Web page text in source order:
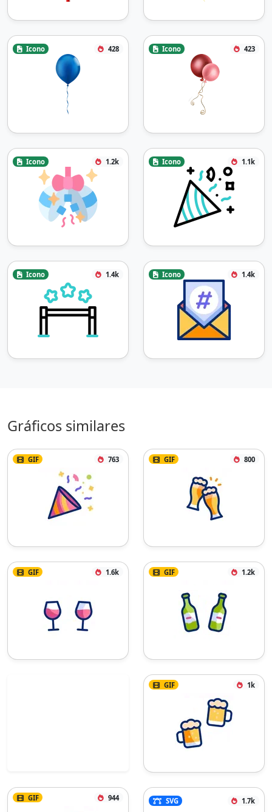
Icono 428 Icono 423
Icono 1.2k Icono 1.1k
Icono 1.4k Icono 1.4k
Gráficos similares
GIF 763 GIF 800
GIF 1.6k GIF 1.2k
GIF 1k
GIF 944 SVG 1.7k